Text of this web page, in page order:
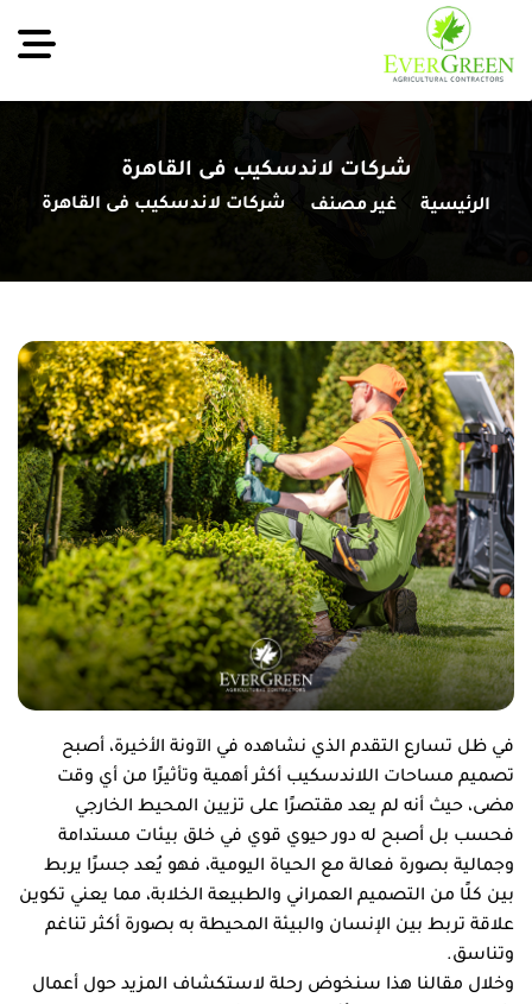
شركات لاندسكيب فى القاهرة
الرئيسية غير مصنف شركات لاندسكيب فى القاهرة
في ظل تسارع التقدم الذي نشاهده في الآونة الأخيرة، أصبح
تصميم مساحات اللاندسكيب أكثر أهمية وتأثيرًا من أي وقت
مضى، حيث أنه لم يعد مقتصرًا على تزيين المحيط الخارجي
فحسب بل أصبح له دور حيوي قوي في خلق بيئات مستدامة
وجمالية بصورة فعالة مع الحياة اليومية، فهو يُعد جسرًا يربط
بين كلًا من التصميم العمراني والطبيعة الخلابة، مما يعني تكوين
علاقة تربط بين الإنسان والبيئة المحيطة به بصورة أكثر تناغم
وتناسق.
وخلال مقالنا هذا سنخوض رحلة لاستكشاف المزيد حول أعمال